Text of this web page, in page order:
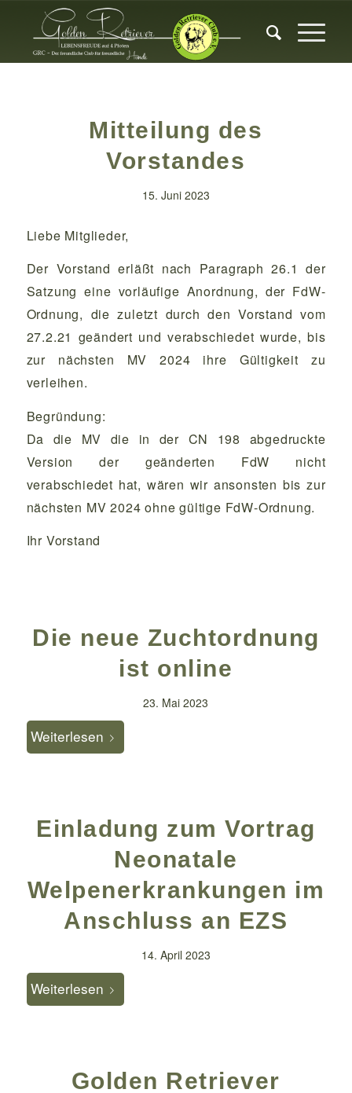
Mitteilung des
Vorstandes
15. Juni 2023
Liebe Mitglieder,
Der Vorstand erläßt nach Paragraph 26.1 der
Satzung eine vorläufige Anordnung, der FdW-
Ordnung, die zuletzt durch den Vorstand vom
27.2.21 geändert und verabschiedet wurde, bis
zur nächsten MV 2024 ihre Gültigkeit zu
verleihen.
Begründung:
Da die MV die in der CN 198 abgedruckte
Version der geänderten FdW nicht
verabschiedet hat, wären wir ansonsten bis zur
nächsten MV 2024 ohne gültige FdW-Ordnung.
Ihr Vorstand
Die neue Zuchtordnung
ist online
23. Mai 2023
Weiterlesen
Einladung zum Vortrag
Neonatale
Welpenerkrankungen im
Anschluss an EZS
14. April 2023
Weiterlesen
Golden Retriever